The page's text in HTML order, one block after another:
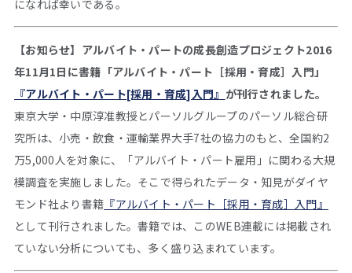
になれば幸いである。
【お知らせ】アルバイト・パートの成長創造プロジェクト2016
年11月1日に書籍「アルバイト・パート［採用・育成］入門」
『アルバイト・パート[採用・育成]入門』 が刊行されました。
東京大学・中原淳准教授とパーソルグループのパーソル総合研
究所は、小売・飲食・運輸業界大手7社の協力のもと、全国約2
万5,000人を対象に、「アルバイト・パート雇用」に関わる大規
模調査を実施しました。そこで得られたデータ・知見がダイヤ
モンド社より書籍 『アルバイト・パート［採用・育成］入門』
として刊行されました。書籍では、このWEB連載には掲載され
ていない分析についても、多く盛り込まれています。